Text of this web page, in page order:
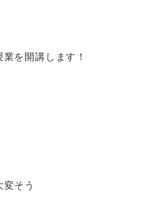
を開講します！
そう